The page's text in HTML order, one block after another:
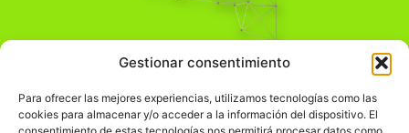
Gestionar consentimiento
Para ofrecer las mejores experiencias, utilizamos tecnologías como las
cookies para almacenar y/o acceder a la información del dispositivo. El
Pensamiento Crítico
Comprender el mundo para transformarlo.